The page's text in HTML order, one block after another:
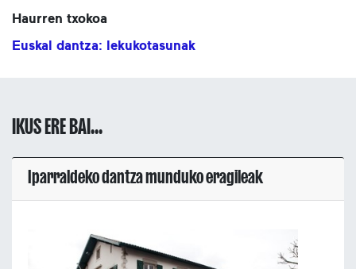
Haurren txokoa
Euskal dantza: lekukotasunak
IKUS ERE BAI...
Iparraldeko dantza munduko eragileak